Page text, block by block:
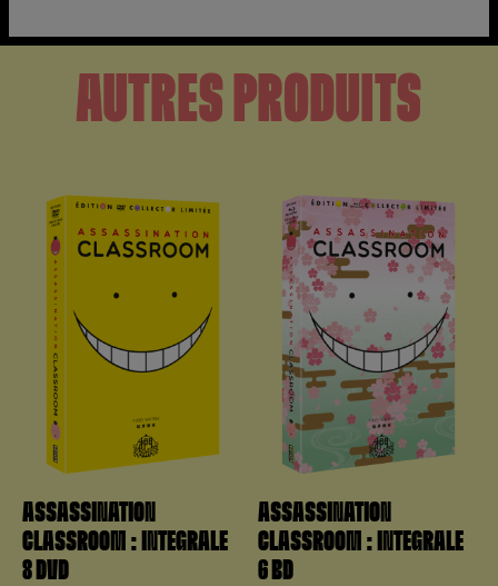
AUTRES PRODUITS
ASSASSINATION
CLASSROOM : INTEGRALE
8 DVD
ASSASSINATION
CLASSROOM : INTEGRALE
6 BD